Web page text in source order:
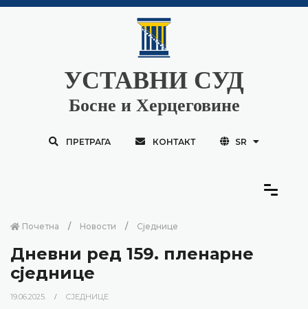
УСТАВНИ СУД
Босне и Херцеговине
ПРЕТРАГА КОНТАКТ SR
Почетна Новости Сједнице
Дневни ред 159. пленарне
сједнице
19.06.2025. СЈЕДНИЦЕ